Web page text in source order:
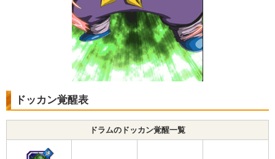
ドッカン覚醒表
ドラムのドッカン覚醒一覧